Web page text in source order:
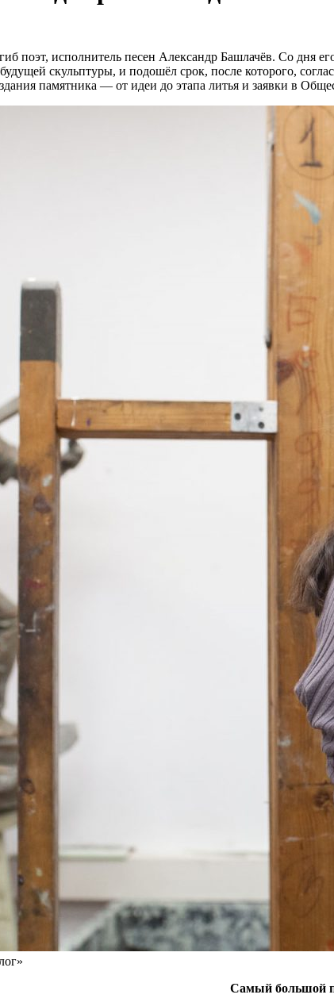
поэт, исполнитель песен Александр Башлачёв. Со дня
скульптуры, и подошёл срок, после которого,
памятника — от идеи до этапа литья и заявки в
Самый большой